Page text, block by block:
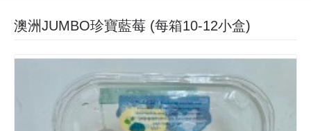
澳洲JUMBO珍寶藍莓 (每箱10-12小盒)